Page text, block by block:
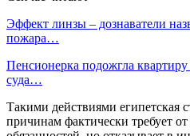
Эффект линзы – дознаватели
пожара…
Пенсионерка подожгла квартиру
суда…
Такими действиями египетская
причинам фактически требует